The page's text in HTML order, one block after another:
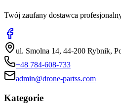
Twój zaufany dostawca
ul. Smolna 14, 44-200 Rybnik,
+48 784-608-733
admin@drone-partss.com
Kategorie